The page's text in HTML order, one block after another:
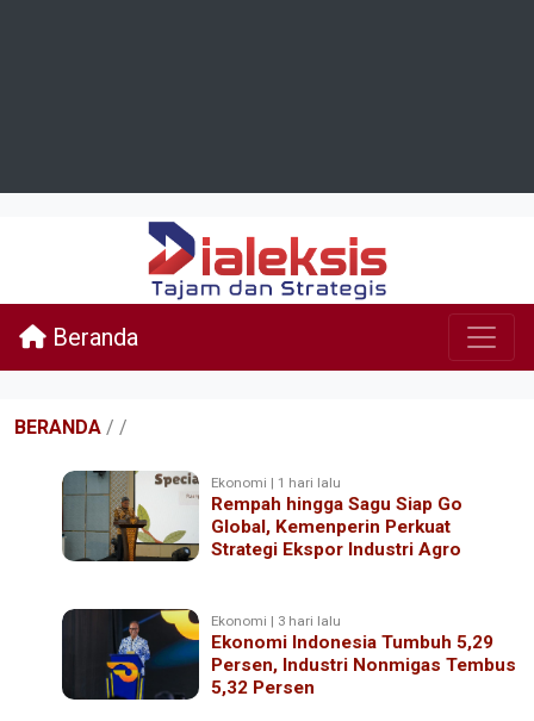
Beranda
BERANDA / /
Ekonomi | 1 hari lalu
Rempah hingga Sagu Siap Go
Global, Kemenperin Perkuat
Strategi Ekspor Industri Agro
Ekonomi | 3 hari lalu
Ekonomi Indonesia Tumbuh 5,29
Persen, Industri Nonmigas Tembus
5,32 Persen